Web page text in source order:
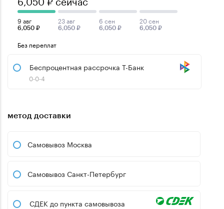
9 авг
6,050 ₽
23 авг
6,050 ₽
6 сен
6,050 ₽
20 сен
6,050 ₽
Без переплат
Беспроцентная рассрочка Т-Банк
0-0-4
метод доставки
Самовывоз Москва
Самовывоз Санкт-Петербург
СДЕК до пункта самовывоза